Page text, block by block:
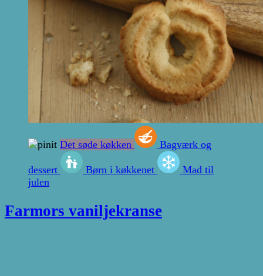
Det søde køkken Bagværk og
dessert Børn i køkkenet
Mad til
julen
Farmors vaniljekranse